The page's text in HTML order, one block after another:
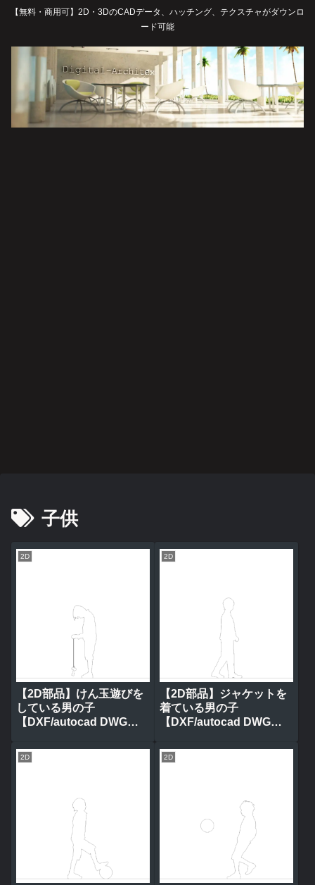
【無料・商用可】2D・3DのCADデータ、ハッチング、テクスチャがダウンロ
ード可能
子供
2D
【2D部品】けん玉遊びを
している男の子
【DXF/autocad DWG】
2D
【2D部品】ジャケットを
着ている男の子
【DXF/autocad DWG】
2D 2D